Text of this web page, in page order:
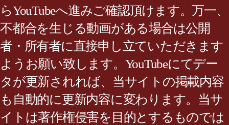
らYouTubeへ進みご確認頂けます。万一、
不都合を生じる動画がある場合は公開
者・所有者に直接申し立ていただきます
ようお願い致します。YouTubeにてデー
タが更新されれば、当サイトの掲載内容
も自動的に更新内容に変わります。当サ
イトは著作権侵害を目的とするものでは